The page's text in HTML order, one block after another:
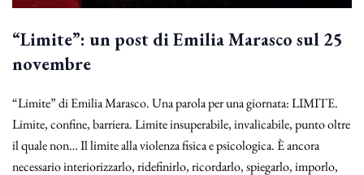
“Limite”: un post di Emilia Marasco sul 25
novembre
“Limite” di Emilia Marasco. Una parola per una giornata: LIMITE.
Limite, confine, barriera. Limite insuperabile, invalicabile, punto oltre
il quale non… Il limite alla violenza fisica e psicologica. È ancora
necessario interiorizzarlo, ridefinirlo, ricordarlo, spiegarlo, imporlo,